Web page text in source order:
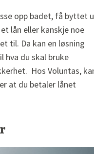
opp badet, få byttet
lån eller kanskje noe
til. Da kan en løsning
du skal bruke
Hos Voluntas,
at du betaler lånet